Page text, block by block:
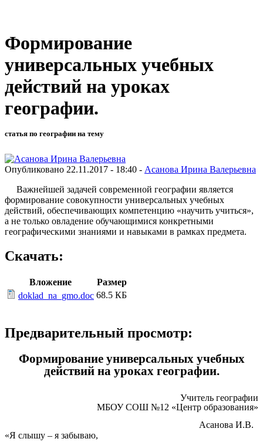
Формирование
универсальных учебных
действий на уроках
географии.
статья по географии на тему
Опубликовано 22.11.2017 - 18:40 - Асанова Ирина Валерьевна
Важнейшей задачей современной географии является
формирование совокупности универсальных учебных
действий, обеспечивающих компетенцию «научить учиться»,
а не только овладение обучающимися конкретными
географическими знаниями и навыками в рамках предмета.
Скачать:
Вложение
Размер
doklad_na_gmo.doc 68.5 КБ
Предварительный просмотр:
Формирование универсальных учебных
действий на уроках географии.
Учитель географии
МБОУ СОШ №12 «Центр образования»
Асанова И.В.
«Я слышу – я забываю,